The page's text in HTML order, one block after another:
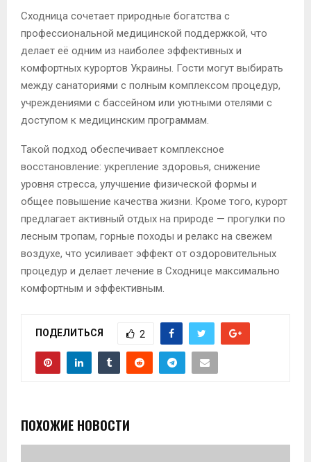
Сходница сочетает природные богатства с
профессиональной медицинской поддержкой, что
делает её одним из наиболее эффективных и
комфортных курортов Украины. Гости могут выбирать
между санаториями с полным комплексом процедур,
учреждениями с бассейном или уютными отелями с
доступом к медицинским программам.
Такой подход обеспечивает комплексное
восстановление: укрепление здоровья, снижение
уровня стресса, улучшение физической формы и
общее повышение качества жизни. Кроме того, курорт
предлагает активный отдых на природе — прогулки по
лесным тропам, горные походы и релакс на свежем
воздухе, что усиливает эффект от оздоровительных
процедур и делает лечение в Сходнице максимально
комфортным и эффективным.
ПОДЕЛИТЬСЯ 2
ПОХОЖИЕ НОВОСТИ